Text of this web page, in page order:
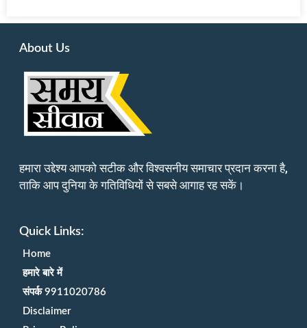
About Us
हमारा उद्देश्य आपको सटीक और विश्वसनीय समाचार प्रदान करना है,
ताकि आप दुनिया के गतिविधियों से सबसे आगाह रह सकें।
Quick Links:
Home
हमारे बारे में
संपर्क 9911020786
Disclaimer